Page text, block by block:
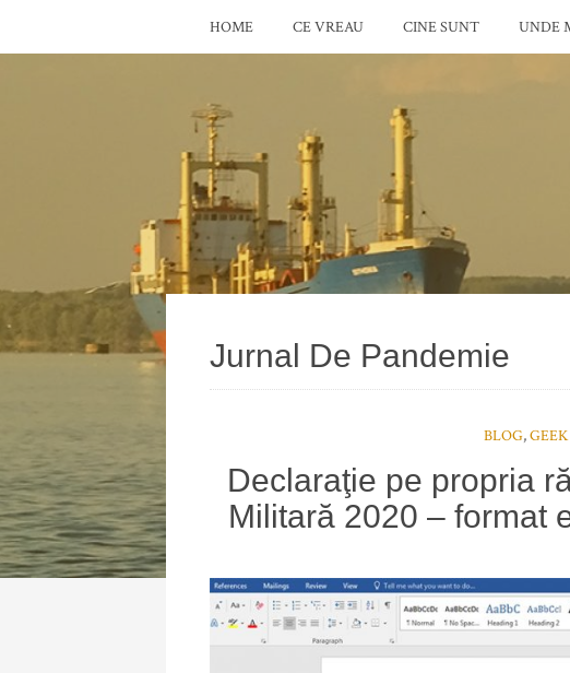
HOME CE VREAU CINE SUNT UNDE
Jurnal De Pandemie
BLOG,
Declaraţie pe propria
Militară 2020 – format